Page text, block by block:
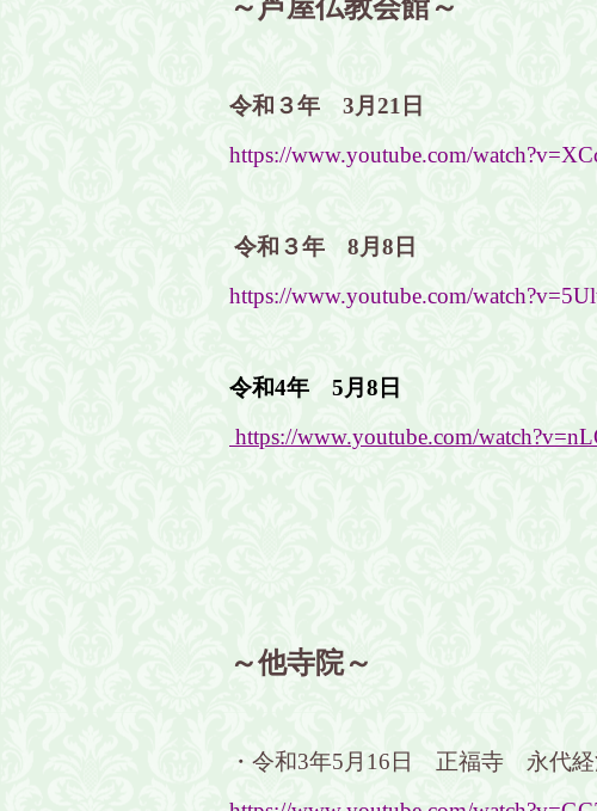
～芦屋仏教会館～
令和３年 3月21日
https://www.youtube.com/
令和３年 8月8日
https://www.youtube.com/
令和4年 5月8日
https://www.youtube.com/
～他寺院～
・令和3年5月16日 正福寺 永代